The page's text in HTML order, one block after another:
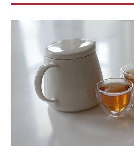
子供の頃のキッチンの思い出は
想いだった優しい母の思い出で
い受け、幸せな子供時代を過ご
らに両親に感謝の気持ちです。
そんなキッチンでの思い出を残
使命を感じる今日この頃です。
ぐ場所というだけでなく、時空
もなるものですね。（画像は実
「饗宴外交」という本をご存知